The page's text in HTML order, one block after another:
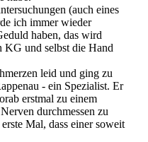
(auch eines
ich immer wieder
haben, das wird
KG und selbst die Hand
leid und ging zu
- ein Spezialist. Er
erstmal zu einem
durchmessen zu
Mal, dass einer soweit